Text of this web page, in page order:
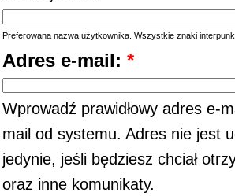
Preferowana nazwa użytkownika. Wszystkie znaki
Adres e-mail:*
Wprowadź prawidłowy adres e-
mail od systemu. Adres nie jest
jedynie, jeśli będziesz chciał
oraz inne komunikaty.